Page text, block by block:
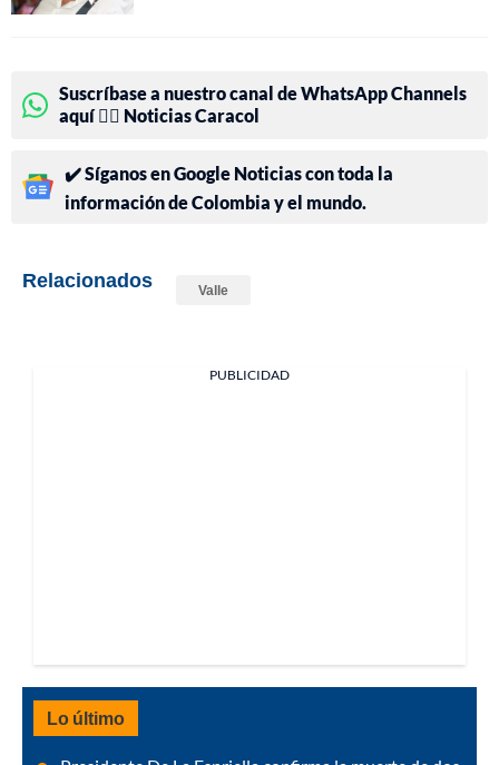
Suscríbase a nuestro canal de WhatsApp Channels
aquí 👉🏻 Noticias Caracol
✔️ Síganos en Google Noticias con toda la
información de Colombia y el mundo.
Relacionados Valle
PUBLICIDAD
Lo último